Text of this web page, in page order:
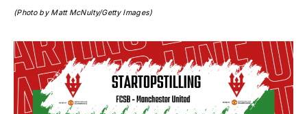
(Photo by Matt McNulty/Getty Images)